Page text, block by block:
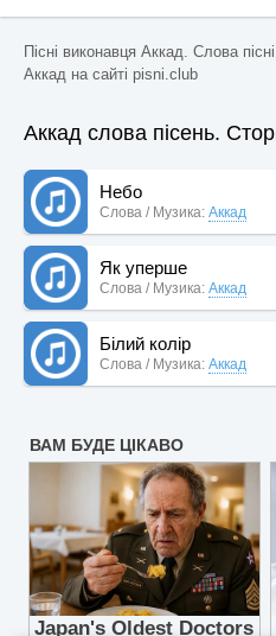
Пісні виконавця Аккад. Слова
Аккад на сайті pisni.club
Аккад слова пісень.
Небо
Слова / Музика: Аккад
Як уперше
Слова / Музика: Аккад
Білий колір
Слова / Музика: Аккад